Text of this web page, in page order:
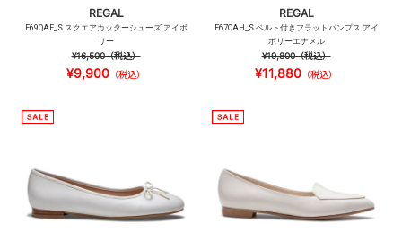
REGAL
F69QAE_S スクエアカッターシューズ アイボ
リー
¥16,500（税込）
¥9,900 （税込）
REGAL
F67QAH_S ベルト付きフラットパンプス アイ
ボリーエナメル
¥19,800（税込）
¥11,880 （税込）